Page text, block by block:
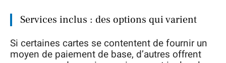
Services inclus : des options qui varient
Si certaines cartes se contentent de fournir un
moyen de paiement de base, d’autres offrent